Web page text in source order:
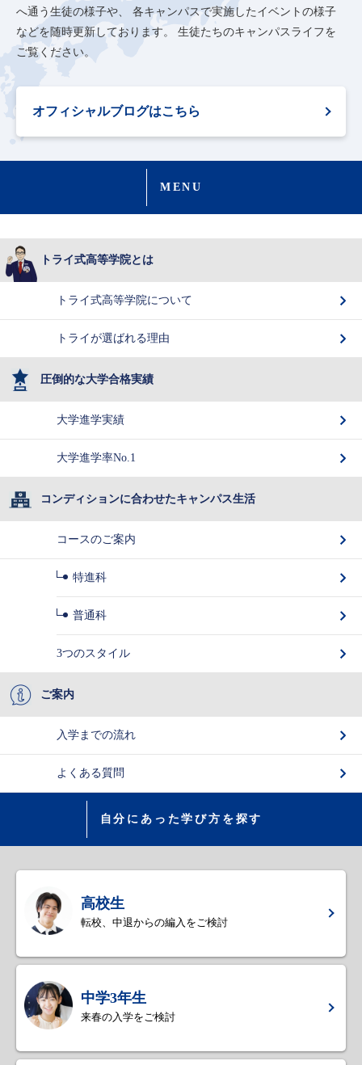
へ通う生徒の様子や、
各キャンパスで実施したイベントの様子
などを随時更新しております。
生徒たちのキャンパスライフを
ご覧ください。
オフィシャルブログはこちら
MENU
トライ式高等学院とは
トライ式高等学院について
トライが選ばれる理由
圧倒的な大学合格実績
大学進学実績
大学進学率No.1
コンディションに合わせたキャンパス生活
コースのご案内
特進科
普通科
3つのスタイル
ご案内
入学までの流れ
よくある質問
自分にあった学び方を探す
高校生
転校、中退からの編入をご検討
中学3年生
来春の入学をご検討